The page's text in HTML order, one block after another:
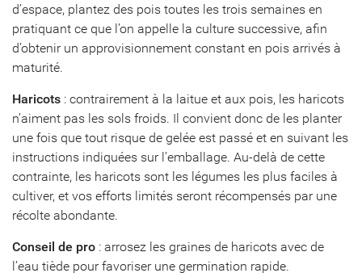
d’espace, plantez des pois toutes les trois semaines en
pratiquant ce que l’on appelle la culture successive, afin
d’obtenir un approvisionnement constant en pois arrivés à
maturité.
Haricots : contrairement à la laitue et aux pois, les haricots
n’aiment pas les sols froids. Il convient donc de les planter
une fois que tout risque de gelée est passé et en suivant les
instructions indiquées sur l’emballage. Au-delà de cette
contrainte, les haricots sont les légumes les plus faciles à
cultiver, et vos efforts limités seront récompensés par une
récolte abondante.
Conseil de pro : arrosez les graines de haricots avec de
l’eau tiède pour favoriser une germination rapide.